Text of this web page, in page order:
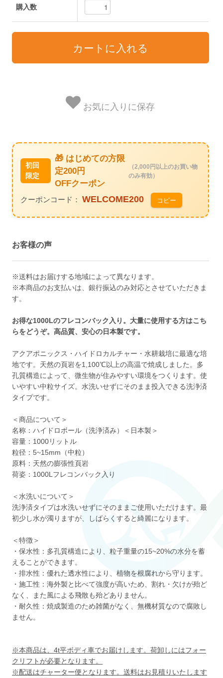
購入数
お気に入りに保存
初回
限定
🎁 はじめての方限
定200円
OFFクーポン
（2,000円以上のお買い物
のみ有効）
クーポンコード：WELCOME200 コピー
お客様の声
※送料はお届けする地域によって異なります。
※本商品のお支払いは、銀行振込のみ対応とさせていただきま
す。
お得な1000Lのフレコンバック入り。大量に使用する方はこち
らをどうぞ。高品質、安心の日本製です。
アクアポニックス・ハイドロカルチャー・水耕栽培に最適な培
地です。天然の頁岩を1,100℃以上の高温で焼成しました。多
孔質構造によって、微生物が住みやすい環境をつくります。使
いやすい中粒サイズ。水洗いせずにそのまま投入できる洗浄済
タイプです。
＜商品について＞
名称：ハイドロボール（洗浄済み）＜日本製＞
容量：1000リットル
粒径：5~15mm（中粒）
原料：天然の膨張性頁岩
荷姿：1000Lフレコンバック入り
＜水洗いについて＞
洗浄済タイプは水洗いせずにそのままご使用いただけます。最
初少し水が濁りますが、しばらくすると綺麗になります。
＜特徴＞
・保水性：多孔質構造により、粒子重量の15~20%の水分を蓄
えることができます。
・排水性：優れた透水性により、植物を根腐れから守ります。
・施工性：海外製と比べて強度が高いため、割れ・欠けが殆ど
なく、また風による飛散も殆どありません。
・耐久性：焼成製造のため雑菌がなく、無機材質なので腐敗し
ません。
※本商品は、4t平ボディ車でお届けします。荷卸しにはフォー
クリフトが必要となります。
※配送はチャーター便となります。送料はお見積りいたします